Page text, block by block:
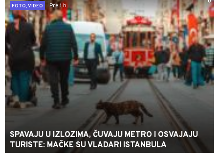
FOTO, VIDEO
Pre 1 h
SPAVAJU U IZLOZIMA, ČUVAJU METRO I OSVAJAJU
TURISTE: MAČKE SU VLADARI ISTANBULA